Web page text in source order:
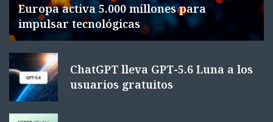
Europa activa 5.000 millones para
impulsar tecnológicas
ChatGPT lleva GPT-5.6 Luna a los
usuarios gratuitos